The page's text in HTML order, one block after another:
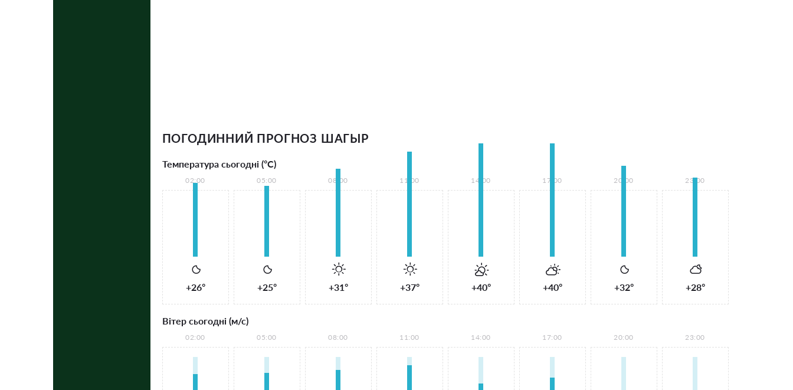
ПОГОДИННИЙ ПРОГНОЗ ШАГЫР
Температура сьогодні (°С)
02:00
+26°
05:00
+25°
08:00
+31°
11:00
+37°
14:00
+40°
17:00
+40°
20:00
+32°
23:00
+28°
Вітер сьогодні (м/с)
02:00 05:00 08:00 11:00 14:00 17:00 20:00 23:00